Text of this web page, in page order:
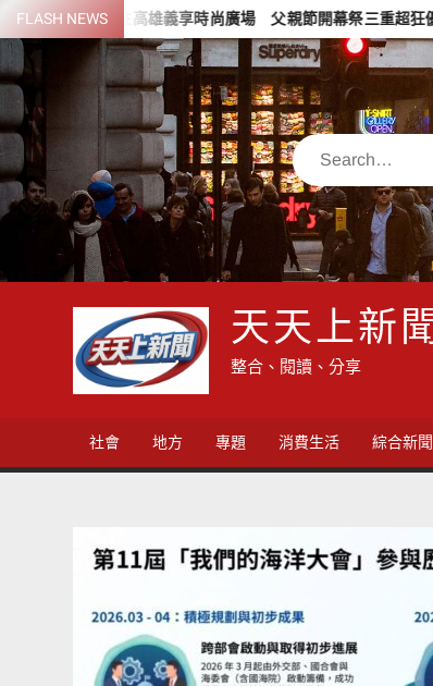
Skip
to
content
FLASH NEWS
家進駐高雄義享時尚廣場 父親節開幕祭三重超狂優惠
Search
天天上新
整合、閱讀、分享
社會 地方 專題 消費生活 綜合新聞